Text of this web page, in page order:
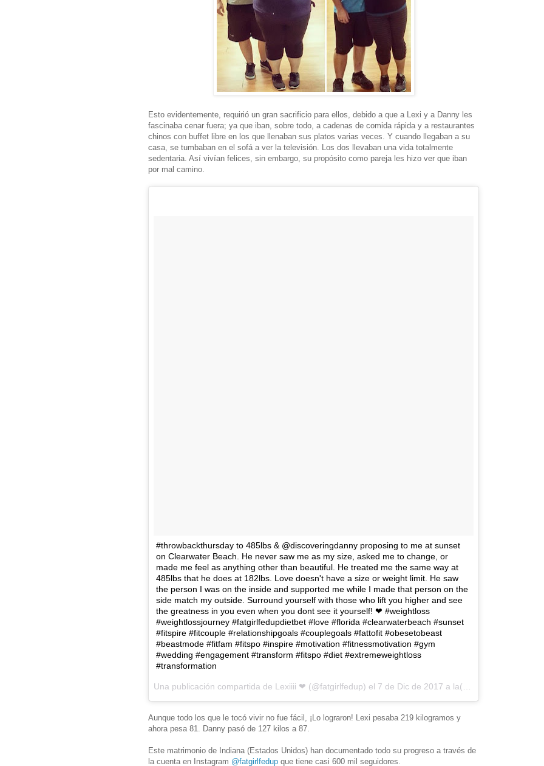
Esto evidentemente, requirió un gran sacrificio para ellos, debido a que a Lexi y a Danny les
fascinaba cenar fuera; ya que iban, sobre todo, a cadenas de comida rápida y a restaurantes
chinos con buffet libre en los que llenaban sus platos varias veces. Y cuando llegaban a su
casa, se tumbaban en el sofá a ver la televisión. Los dos llevaban una vida totalmente
sedentaria. Así vivían felices, sin embargo, su propósito como pareja les hizo ver que iban
por mal camino.
#throwbackthursday to 485lbs & @discoveringdanny proposing to me at sunset
on Clearwater Beach. He never saw me as my size, asked me to change, or
made me feel as anything other than beautiful. He treated me the same way at
485lbs that he does at 182lbs. Love doesn't have a size or weight limit. He saw
the person I was on the inside and supported me while I made that person on the
side match my outside. Surround yourself with those who lift you higher and see
the greatness in you even when you dont see it yourself! ❤ #weightloss
#weightlossjourney #fatgirlfedupdietbet #love #florida #clearwaterbeach #sunset
#fitspire #fitcouple #relationshipgoals #couplegoals #fattofit #obesetobeast
#beastmode #fitfam #fitspo #inspire #motivation #fitnessmotivation #gym
#wedding #engagement #transform #fitspo #diet #extremeweightloss
#transformation
Una publicación compartida de Lexiiii ❤ (@fatgirlfedup) el 7 de Dic de 2017 a la(s) 5:58 PST
Aunque todo los que le tocó vivir no fue fácil, ¡Lo lograron! Lexi pesaba 219 kilogramos y
ahora pesa 81. Danny pasó de 127 kilos a 87.
Este matrimonio de Indiana (Estados Unidos) han documentado todo su progreso a través de
la cuenta en Instagram @fatgirlfedup que tiene casi 600 mil seguidores.